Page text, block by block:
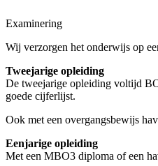
Examinering
Wij verzorgen het onderwijs op
Tweejarige opleiding
De tweejarige opleiding voltijd
goede cijferlijst.
Ook met een overgangsbewijs
Eenjarige opleiding
Met een MBO3 diploma of een